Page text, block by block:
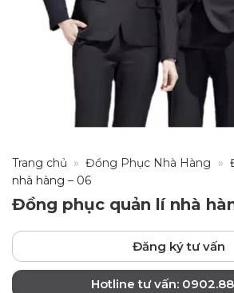
Trang chủ » Đồng Phục Nhà Hàng »
nhà hàng – 06
Đồng phục quản lí nhà
Đăng ký tư vấn
Hotline tư vấn: